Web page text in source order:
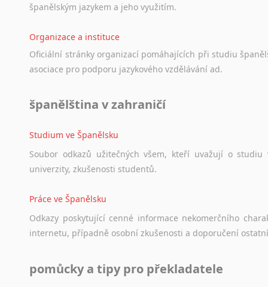
španělským jazykem a jeho využitím.
Organizace a instituce
Oficiální stránky organizací pomáhajících při studiu
asociace pro podporu jazykového vzdělávání ad.
španělština v zahraničí
Studium ve Španělsku
Soubor odkazů užitečných všem, kteří uvažují o studiu
univerzity, zkušenosti studentů.
Práce ve Španělsku
Odkazy poskytující cenné informace nekomerčního
internetu, případně osobní zkušenosti a doporučení
pomůcky a tipy pro překladatele